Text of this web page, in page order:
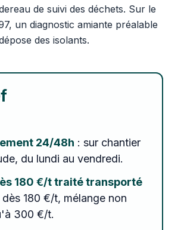
de suivi des déchets. Sur le
un diagnostic amiante préalable
des isolants.
24/48h : sur chantier
du lundi au vendredi.
180 €/t traité transporté
180 €/t, mélange non
300 €/t.